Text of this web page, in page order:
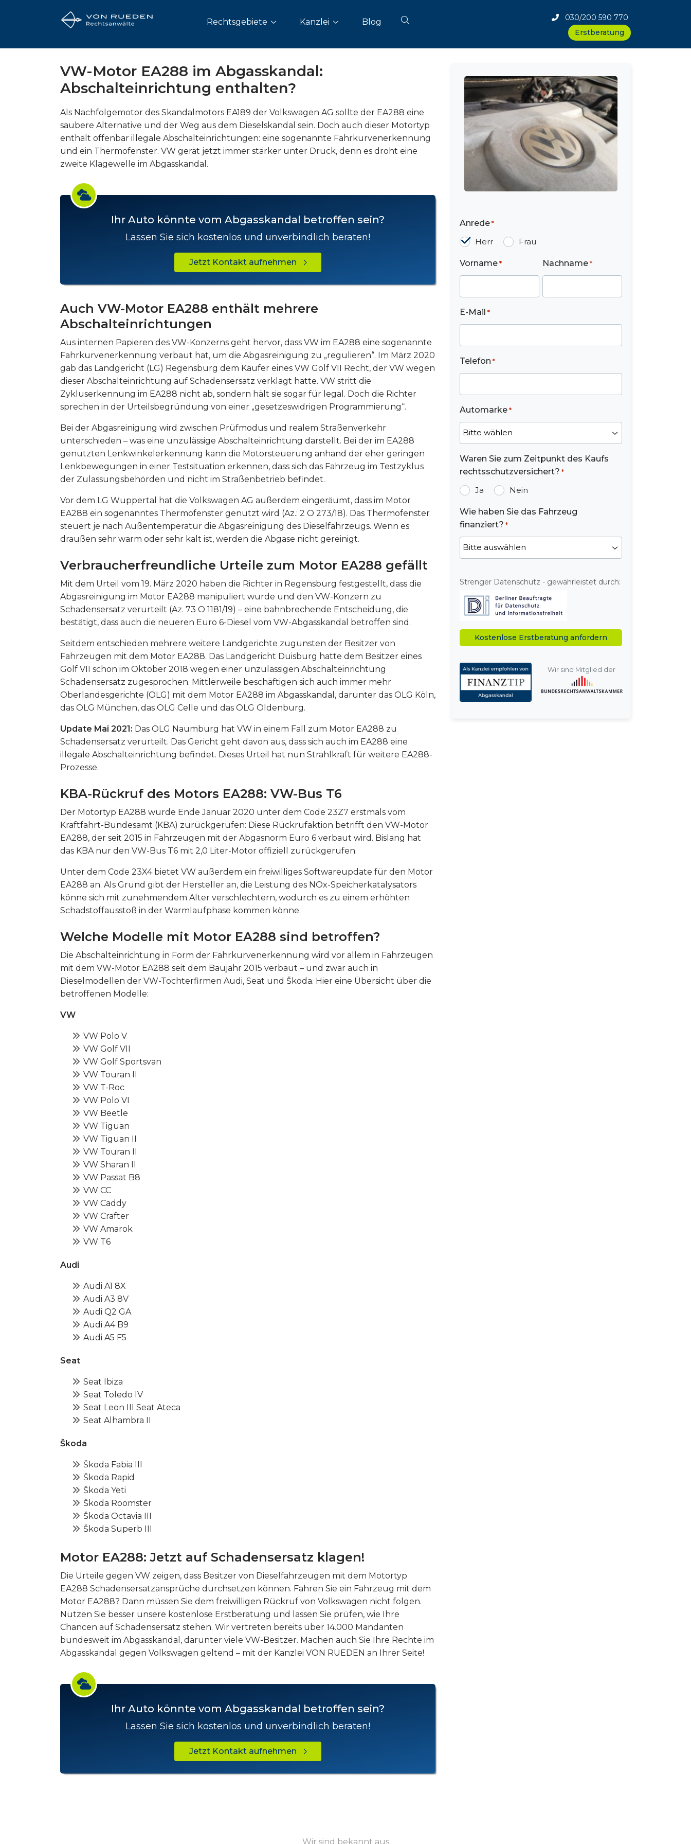
Rechtsgebiete Kanzlei Blog
030/200 590 770
Erstberatung
VW-Motor EA288 im Abgasskandal:
Abschalteinrichtung enthalten?
Als Nachfolgemotor des Skandalmotors EA189 der Volkswagen AG sollte der EA288 eine
saubere Alternative und der Weg aus dem Dieselskandal sein. Doch auch dieser Motortyp
enthält offenbar illegale Abschalteinrichtungen: eine sogenannte Fahrkurvenerkennung
und ein Thermofenster. VW gerät jetzt immer stärker unter Druck, denn es droht eine
zweite Klagewelle im Abgasskandal.
Ihr Auto könnte vom Abgasskandal betroffen sein?
Lassen Sie sich kostenlos und unverbindlich beraten!
Jetzt Kontakt aufnehmen
Auch VW-Motor EA288 enthält mehrere
Abschalteinrichtungen
Aus internen Papieren des VW-Konzerns geht hervor, dass VW im EA288 eine sogenannte
Fahrkurvenerkennung verbaut hat, um die Abgasreinigung zu „regulieren“. Im März 2020
gab das Landgericht (LG) Regensburg dem Käufer eines VW Golf VII Recht, der VW wegen
dieser Abschalteinrichtung auf Schadensersatz verklagt hatte. VW stritt die
Zykluserkennung im EA288 nicht ab, sondern hält sie sogar für legal. Doch die Richter
sprechen in der Urteilsbegründung von einer „gesetzeswidrigen Programmierung“.
Bei der Abgasreinigung wird zwischen Prüfmodus und realem Straßenverkehr
unterschieden – was eine unzulässige Abschalteinrichtung darstellt. Bei der im EA288
genutzten Lenkwinkelerkennung kann die Motorsteuerung anhand der eher geringen
Lenkbewegungen in einer Testsituation erkennen, dass sich das Fahrzeug im Testzyklus
der Zulassungsbehörden und nicht im Straßenbetrieb befindet.
Vor dem LG Wuppertal hat die Volkswagen AG außerdem eingeräumt, dass im Motor
EA288 ein sogenanntes Thermofenster genutzt wird (Az.: 2 O 273/18). Das Thermofenster
steuert je nach Außentemperatur die Abgasreinigung des Dieselfahrzeugs. Wenn es
draußen sehr warm oder sehr kalt ist, werden die Abgase nicht gereinigt.
Verbraucherfreundliche Urteile zum Motor EA288 gefällt
Mit dem Urteil vom 19. März 2020 haben die Richter in Regensburg festgestellt, dass die
Abgasreinigung im Motor EA288 manipuliert wurde und den VW-Konzern zu
Schadensersatz verurteilt (Az. 73 O 1181/19) – eine bahnbrechende Entscheidung, die
bestätigt, dass auch die neueren Euro 6-Diesel vom VW-Abgasskandal betroffen sind.
Seitdem entschieden mehrere weitere Landgerichte zugunsten der Besitzer von
Fahrzeugen mit dem Motor EA288. Das Landgericht Duisburg hatte dem Besitzer eines
Golf VII schon im Oktober 2018 wegen einer unzulässigen Abschalteinrichtung
Schadensersatz zugesprochen. Mittlerweile beschäftigen sich auch immer mehr
Oberlandesgerichte (OLG) mit dem Motor EA288 im Abgasskandal, darunter das OLG Köln,
das OLG München, das OLG Celle und das OLG Oldenburg.
Update Mai 2021: Das OLG Naumburg hat VW in einem Fall zum Motor EA288 zu
Schadensersatz verurteilt. Das Gericht geht davon aus, dass sich auch im EA288 eine
illegale Abschalteinrichtung befindet. Dieses Urteil hat nun Strahlkraft für weitere EA288-
Prozesse.
KBA-Rückruf des Motors EA288: VW-Bus T6
Der Motortyp EA288 wurde Ende Januar 2020 unter dem Code 23Z7 erstmals vom
Kraftfahrt-Bundesamt (KBA) zurückgerufen: Diese Rückrufaktion betrifft den VW-Motor
EA288, der seit 2015 in Fahrzeugen mit der Abgasnorm Euro 6 verbaut wird. Bislang hat
das KBA nur den VW-Bus T6 mit 2,0 Liter-Motor offiziell zurückgerufen.
Unter dem Code 23X4 bietet VW außerdem ein freiwilliges Softwareupdate für den Motor
EA288 an. Als Grund gibt der Hersteller an, die Leistung des NOx-Speicherkatalysators
könne sich mit zunehmendem Alter verschlechtern, wodurch es zu einem erhöhten
Schadstoffausstoß in der Warmlaufphase kommen könne.
Welche Modelle mit Motor EA288 sind betroffen?
Die Abschalteinrichtung in Form der Fahrkurvenerkennung wird vor allem in Fahrzeugen
mit dem VW-Motor EA288 seit dem Baujahr 2015 verbaut – und zwar auch in
Dieselmodellen der VW-Tochterfirmen Audi, Seat und Škoda. Hier eine Übersicht über die
betroffenen Modelle:
VW
VW Polo V
VW Golf VII
VW Golf Sportsvan
VW Touran II
VW T-Roc
VW Polo VI
VW Beetle
VW Tiguan
VW Tiguan II
VW Touran II
VW Sharan II
VW Passat B8
VW CC
VW Caddy
VW Crafter
VW Amarok
VW T6
Audi
Audi A1 8X
Audi A3 8V
Audi Q2 GA
Audi A4 B9
Audi A5 F5
Seat
Seat Ibiza
Seat Toledo IV
Seat Leon III Seat Ateca
Seat Alhambra II
Škoda
Škoda Fabia III
Škoda Rapid
Škoda Yeti
Škoda Roomster
Škoda Octavia III
Škoda Superb III
Motor EA288: Jetzt auf Schadensersatz klagen!
Die Urteile gegen VW zeigen, dass Besitzer von Dieselfahrzeugen mit dem Motortyp
EA288 Schadensersatzansprüche durchsetzen können. Fahren Sie ein Fahrzeug mit dem
Motor EA288? Dann müssen Sie dem freiwilligen Rückruf von Volkswagen nicht folgen.
Nutzen Sie besser unsere kostenlose Erstberatung und lassen Sie prüfen, wie Ihre
Chancen auf Schadensersatz stehen. Wir vertreten bereits über 14.000 Mandanten
bundesweit im Abgasskandal, darunter viele VW-Besitzer. Machen auch Sie Ihre Rechte im
Abgasskandal gegen Volkswagen geltend – mit der Kanzlei VON RUEDEN an Ihrer Seite!
Ihr Auto könnte vom Abgasskandal betroffen sein?
Lassen Sie sich kostenlos und unverbindlich beraten!
Jetzt Kontakt aufnehmen
Anrede *
Herr Frau
Vorname * Nachname *
E-Mail *
Telefon *
Automarke *
Waren Sie zum Zeitpunkt des Kaufs
rechtsschutzversichert? *
Ja Nein
Wie haben Sie das Fahrzeug
finanziert? *
Strenger Datenschutz - gewährleistet durch:
Alternative:
Wir sind Mitglied der
Wir sind bekannt aus